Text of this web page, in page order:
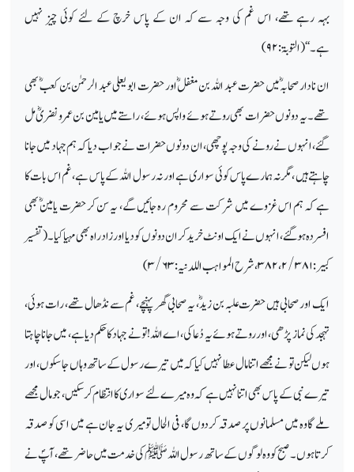
بہہ رہے تھے، اس غم کی وجہ سے کہ ان کے پاس خرچ کے لئے کوئی چیز نہیں
ہے۔‘‘(التوبۃ:۹۲)
ان نادار صحابہؓ میں حضرت عبد اللہ بن مغفلؓ اور حضرت ابو یعلی عبد الرحمٰن بن کعبؓ بھی
تھے۔ یہ دونوں حضرات بھی روتے ہوئے واپس ہوئے، راستے میں یامین بن عمرو نضریؓ مل
گئے، انہوں نے رونے کی وجہ پوچھی، ان دونوں حضرات نے جواب دیا کہ ہم جہاد میں جانا
چاہتے ہیں ، مگر نہ ہمارے پاس کوئی سواری ہے اور نہ رسول اللہ کے پاس ہے، غم اس بات کا
ہے کہ ہم اس غزوے میں شرکت سے محروم رہ جائیں گے، یہ سن کر حضرت یامینؓ بھی
افسردہ ہوگئے، انہوں نے ایک اونٹ خرید کر ان دونوں کو دیا اور زاد راہ بھی مہیا کیا۔ (تفسیر
کبیر:۲/۳۸۱،۳۸۲، شرح المواہب اللدنیہ:۳/۶۳)
ایک اور صحابی ہیں حضرت علبہ بن زیدؓ، یہ صحابی گھر پہنچے، غم سے نڈھال تھے، رات ہوئی،
تہجد کی نماز پڑھی، اور روتے ہوئے یہ دُعا کی، اے اللہ! تو نے جہاد کا حکم دیا ہے، میں جانا چاہتا
ہوں لیکن تو نے مجھے اتنا مال عطا نہیں کیا کہ میں تیرے رسول کے ساتھ وہاں جاسکوں ، اور
تیرے نبی کے پاس بھی اتنا نہیں ہے کہ وہ میرے لئے سواری کا انتظام کرسکیں ، جو مال مجھے
ملے گا وہ میں مسلمانوں پر صدقہ کردوں گا، فی الحال تو میری یہ جان ہے میں اسی کو صدقہ
کرتا ہوں ۔ صبح کو وہ لوگوں کے ساتھ رسول اللہ ﷺکی خدمت میں حاضر تھے، آپؐ نے